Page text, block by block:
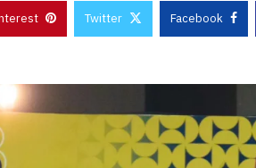
Facebook
Twitter